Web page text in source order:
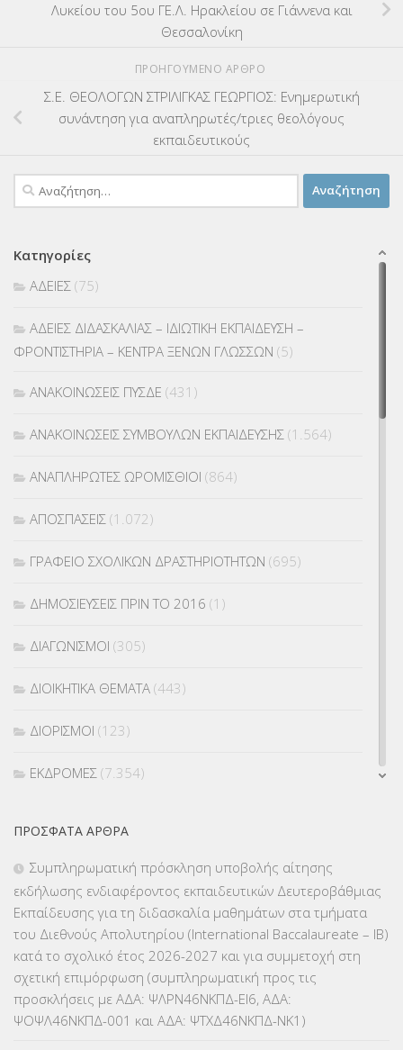
Λυκείου του 5ου ΓΕ.Λ. Ηρακλείου σε Γιάννενα και
Θεσσαλονίκη
ΠΡΟΗΓΟΎΜΕΝΟ ΆΡΘΡΟ
Σ.Ε. ΘΕΟΛΟΓΩΝ ΣΤΡΙΛΙΓΚΑΣ ΓΕΩΡΓΙΟΣ: Ενημερωτική
συνάντηση για αναπληρωτές/τριες θεολόγους
εκπαιδευτικούς
Αναζήτηση
για:
Κατηγορίες
ΑΔΕΙΕΣ (75)
ΑΔΕΙΕΣ ΔΙΔΑΣΚΑΛΙΑΣ – ΙΔΙΩΤΙΚΗ ΕΚΠΑΙΔΕΥΣΗ –
ΦΡΟΝΤΙΣΤΗΡΙΑ – ΚΕΝΤΡΑ ΞΕΝΩΝ ΓΛΩΣΣΩΝ (5)
ΑΝΑΚΟΙΝΩΣΕΙΣ ΠΥΣΔΕ (431)
ΑΝΑΚΟΙΝΩΣΕΙΣ ΣΥΜΒΟΥΛΩΝ ΕΚΠΑΙΔΕΥΣΗΣ (1.564)
ΑΝΑΠΛΗΡΩΤΕΣ ΩΡΟΜΙΣΘΙΟΙ (864)
ΑΠΟΣΠΑΣΕΙΣ (1.072)
ΓΡΑΦΕΙΟ ΣΧΟΛΙΚΩΝ ΔΡΑΣΤΗΡΙΟΤΗΤΩΝ (695)
ΔΗΜΟΣΙΕΥΣΕΙΣ ΠΡΙΝ ΤΟ 2016 (1)
ΔΙΑΓΩΝΙΣΜΟΙ (305)
ΔΙΟΙΚΗΤΙΚΑ ΘΕΜΑΤΑ (443)
ΔΙΟΡΙΣΜΟΙ (123)
ΕΚΔΡΟΜΕΣ (7.354)
ΕΠΙΜΟΡΦΩΣΗ Τ.Π.Ε.(10)
ΕΥΡΩΠΑΪΚΑ ΠΡΟΓΡΑΜΜΑΤΑ(230)
ΚΕΣΥ (60)
ΚΕΣΥΠ(109)
ΠΡΌΣΦΑΤΑ ΆΡΘΡΑ
Συμπληρωματική πρόσκληση υποβολής αίτησης
εκδήλωσης ενδιαφέροντος εκπαιδευτικών Δευτεροβάθμιας
Εκπαίδευσης για τη διδασκαλία μαθημάτων στα τμήματα
του Διεθνούς Απολυτηρίου (International Baccalaureate – IB)
κατά το σχολικό έτος 2026-2027 και για συμμετοχή στη
σχετική επιμόρφωση (συμπληρωματική προς τις
προσκλήσεις με ΑΔΑ: ΨΛΡΝ46ΝΚΠΔ-ΕΙ6, ΑΔΑ:
ΨΟΨΛ46ΝΚΠΔ-001 και ΑΔΑ: ΨΤΧΔ46ΝΚΠΔ-ΝΚ1)